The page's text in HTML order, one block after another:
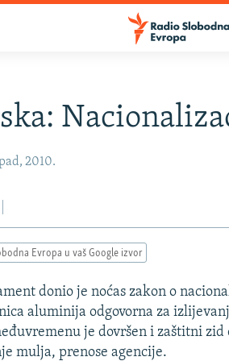
2010.
Evropa u vaš Google izvor
donio je noćas zakon o
aluminija odgovorna za
je dovršen i zaštitni
mulja, prenose agencije.